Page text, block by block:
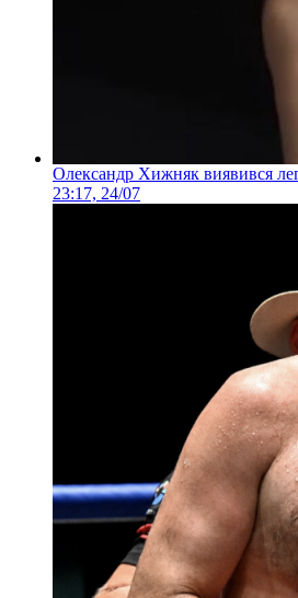
Олександр Хижняк виявився
23:17, 24/07